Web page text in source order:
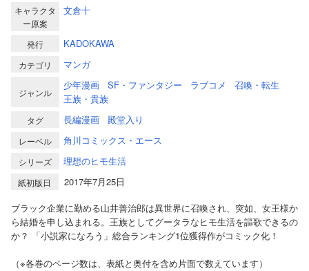
キャラクタ
ー原案
文倉十
発行 KADOKAWA
カテゴリ マンガ
ジャンル
少年漫画 SF・ファンタジー ラブコメ
召喚・転生
王族・貴族
タグ 長編漫画 殿堂入り
レーベル 角川コミックス・エース
シリーズ 理想のヒモ生活
紙初版日
2017年7月25日
ブラック企業に勤める山井善治郎は異世界に召喚され、突如、女王様か
ら結婚を申し込まれる。王族としてグータラなヒモ生活を謳歌できるの
か？ 「小説家になろう」総合ランキング1位獲得作がコミック化！
（※各巻のページ数は、表紙と奥付を含め片面で数えています）